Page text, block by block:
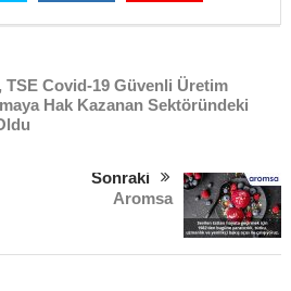
TSE Covid-19 Güvenli Üretim
Hak Kazanan Sektöründeki
Sonraki
Aromsa